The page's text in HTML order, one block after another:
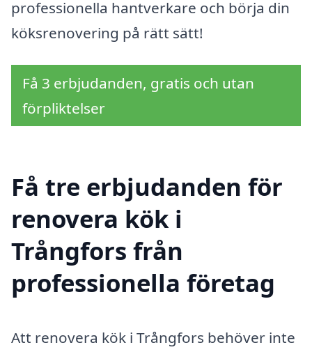
professionella hantverkare och börja din
köksrenovering på rätt sätt!
Få 3 erbjudanden, gratis och utan
förpliktelser
Få tre erbjudanden för
renovera kök i
Trångfors från
professionella företag
Att renovera kök i Trångfors behöver inte